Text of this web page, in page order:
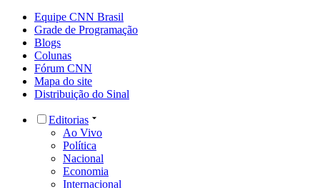
Equipe CNN Brasil
Grade de Programação
Blogs
Colunas
Fórum CNN
Mapa do site
Distribuição do Sinal
Editorias
Ao Vivo
Política
Nacional
Economia
Internacional